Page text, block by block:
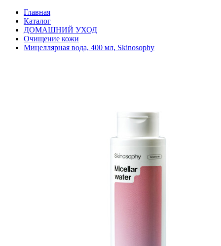
Главная
Каталог
ДОМАШНИЙ УХОД
Очищение кожи
Мицеллярная вода, 400 мл, Skinosophy